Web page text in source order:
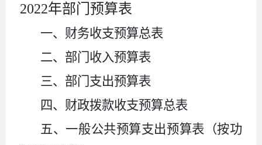
2022年部门预算表
一、财务收支预算总表
二、部门收入预算表
三、部门支出预算表
四、财政拨款收支预算总表
五、一般公共预算支出预算表（按功